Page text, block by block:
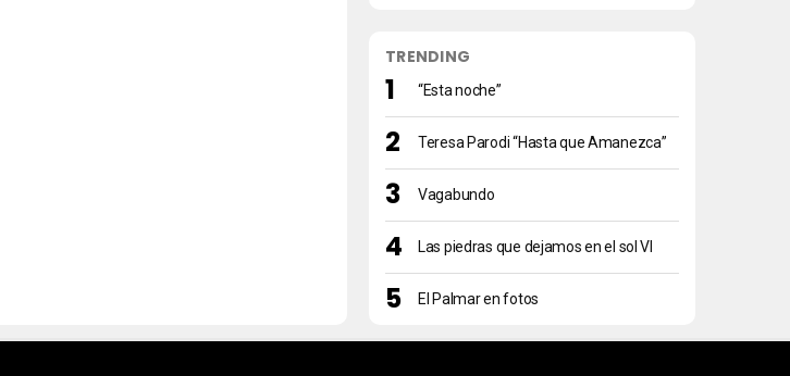
TRENDING
“Esta noche”
Teresa Parodi “Hasta que Amanezca”
Vagabundo
Las piedras que dejamos en el sol VI
El Palmar en fotos